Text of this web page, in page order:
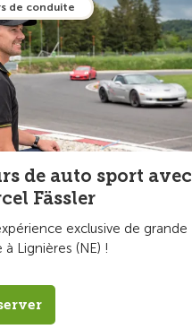
de conduite
de auto sport avec
Fässler
exclusive de grande
à Lignières (NE) !